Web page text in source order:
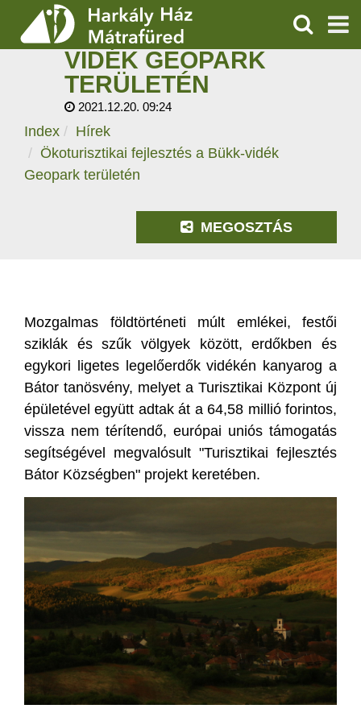
SZOLGÁLTATÁSOK
PROGRAMOK
HÍREK
KERESÉS
ÖKOTURISZTIKAI
FEJLESZTÉS A BÜKK-
VIDÉK GEOPARK
TERÜLETÉN
2021.12.20. 09:24
Index
Hírek
Ökoturisztikai fejlesztés a Bükk-vidék
Geopark területén
MEGOSZTÁS
Mozgalmas földtörténeti múlt emlékei, festői
sziklák és szűk völgyek között, erdőkben és
egykori ligetes legelőerdők vidékén kanyarog a
Bátor tanösvény, melyet a Turisztikai Központ új
épületével együtt adtak át a 64,58 millió forintos,
vissza nem térítendő, európai uniós támogatás
segítségével megvalósult "Turisztikai fejlesztés
Bátor Községben" projekt keretében.